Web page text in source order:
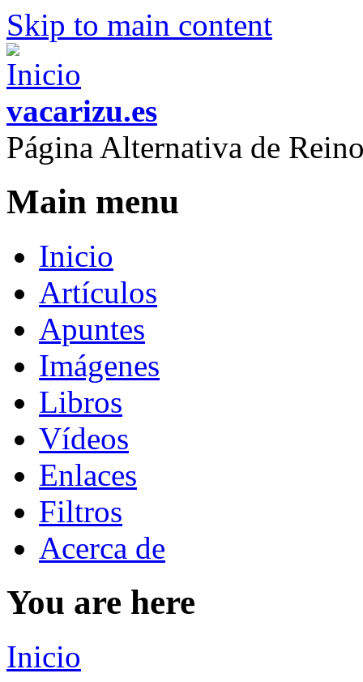
Skip to main content
vacarizu.es
Página Alternativa de
Main menu
Inicio
Artículos
Apuntes
Imágenes
Libros
Vídeos
Enlaces
Filtros
Acerca de
You are here
Inicio